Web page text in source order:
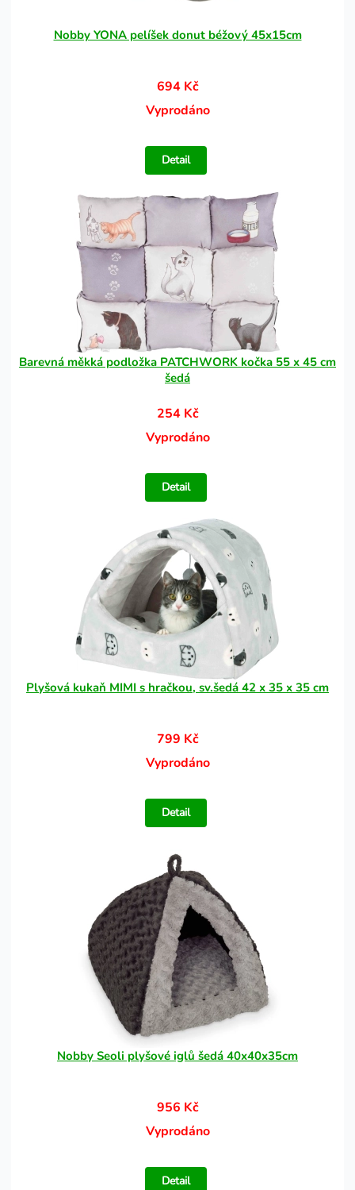
Nobby YONA pelíšek donut béžový 45x15cm
694 Kč
Vyprodáno
Detail
Barevná měkká podložka PATCHWORK kočka 55 x 45 cm
šedá
254 Kč
Vyprodáno
Detail
Plyšová kukaň MIMI s hračkou, sv.šedá 42 x 35 x 35 cm
799 Kč
Vyprodáno
Detail
Nobby Seoli plyšové iglů šedá 40x40x35cm
956 Kč
Vyprodáno
Detail